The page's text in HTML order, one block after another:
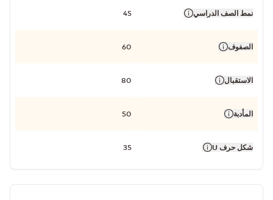
نمط الصف الدراسي 45
الصفوف 60
الاستقبال 80
المأدبة 50
شكل حرف U 35